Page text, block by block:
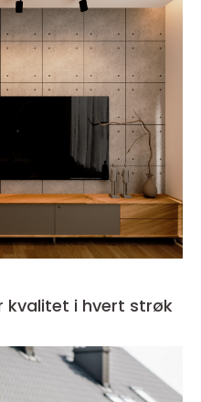
Malermester stavanger kvalitet i hvert strøk